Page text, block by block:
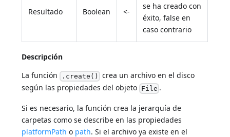
Resultado Boolean <-
se ha creado con
éxito, false en
caso contrario
Descripción
La función .create() crea un archivo en el disco
según las propiedades del objeto File .
Si es necesario, la función crea la jerarquía de
carpetas como se describe en las propiedades
platformPath o path. Si el archivo ya existe en el